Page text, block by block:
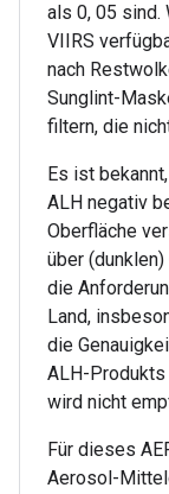
als 0, 05 sind.
VIIRS
nach
Sunglint-
filtern, die
Es ist
ALH negativ
Oberfläche
über
die
Land,
die
ALH-Produkts
wird nicht
Für dieses
Aerosol-